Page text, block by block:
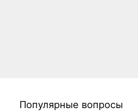
Популярные вопросы